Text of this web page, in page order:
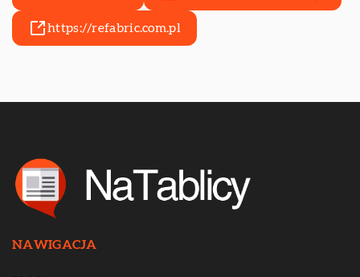
https://refabric.com.pl
NAWIGACJA